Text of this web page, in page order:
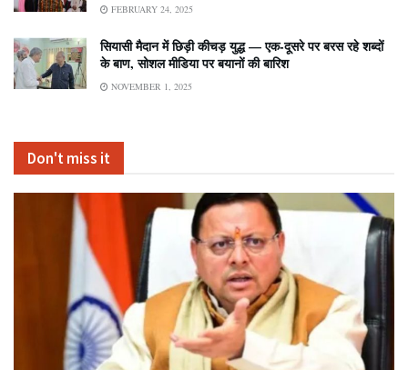
FEBRUARY 24, 2025
सियासी मैदान में छिड़ी कीचड़ युद्ध — एक-दूसरे पर बरस रहे शब्दों
के बाण, सोशल मीडिया पर बयानों की बारिश
NOVEMBER 1, 2025
Don't miss it